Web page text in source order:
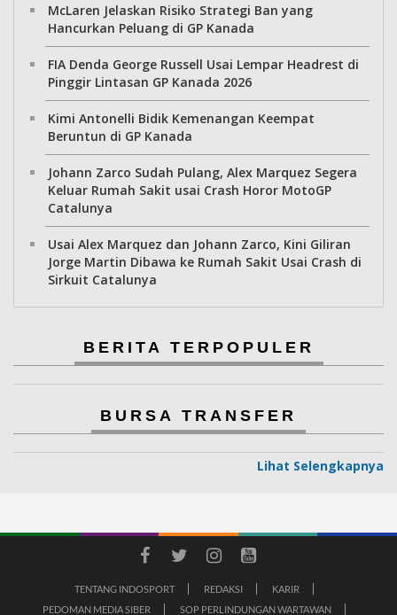
McLaren Jelaskan Risiko Strategi Ban yang
Hancurkan Peluang di GP Kanada
FIA Denda George Russell Usai Lempar Headrest di
Pinggir Lintasan GP Kanada 2026
Kimi Antonelli Bidik Kemenangan Keempat
Beruntun di GP Kanada
Johann Zarco Sudah Pulang, Alex Marquez Segera
Keluar Rumah Sakit usai Crash Horor MotoGP
Catalunya
Usai Alex Marquez dan Johann Zarco, Kini Giliran
Jorge Martin Dibawa ke Rumah Sakit Usai Crash di
Sirkuit Catalunya
BERITA TERPOPULER
BURSA TRANSFER
Lihat Selengkapnya
TENTANG INDOSPORT REDAKSI
KARIR
PEDOMAN MEDIA SIBER
SOP PERLINDUNGAN WARTAWAN